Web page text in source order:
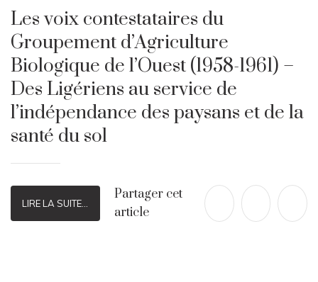
Les voix contestataires du
Groupement d’Agriculture
Biologique de l’Ouest (1958-1961) –
Des Ligériens au service de
l’indépendance des paysans et de la
santé du sol
LIRE LA SUITE...
Partager cet
article